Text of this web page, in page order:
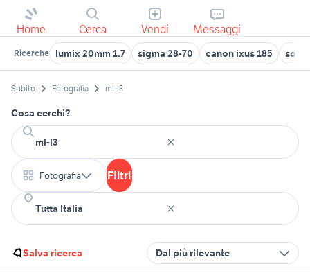
Home Cerca Vendi Messaggi
Ricerche lumix 20mm 1.7 sigma 28-70 canon ixus 185 sony
Subito Fotografia ml-l3
Cosa cerchi?
Fotografia Filtri
Salva ricerca Dal più rilevante